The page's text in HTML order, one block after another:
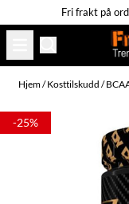
Hopp til innholdFri frakt på
Hjem/Kosttilskudd /
-25%